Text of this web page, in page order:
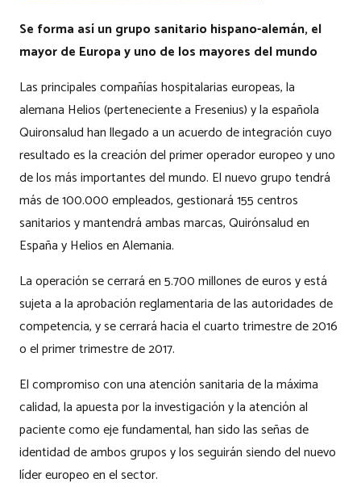
Se forma así un grupo sanitario hispano-alemán, el
mayor de Europa y uno de los mayores del mundo
Las principales compañías hospitalarias europeas, la
alemana Helios (perteneciente a Fresenius) y la española
Quironsalud han llegado a un acuerdo de integración cuyo
resultado es la creación del primer operador europeo y uno
de los más importantes del mundo. El nuevo grupo tendrá
más de 100.000 empleados, gestionará 155 centros
sanitarios y mantendrá ambas marcas, Quirónsalud en
España y Helios en Alemania.
La operación se cerrará en 5.700 millones de euros y está
sujeta a la aprobación reglamentaria de las autoridades de
competencia, y se cerrará hacia el cuarto trimestre de 2016
o el primer trimestre de 2017.
El compromiso con una atención sanitaria de la máxima
calidad, la apuesta por la investigación y la atención al
paciente como eje fundamental, han sido las señas de
identidad de ambos grupos y los seguirán siendo del nuevo
líder europeo en el sector.